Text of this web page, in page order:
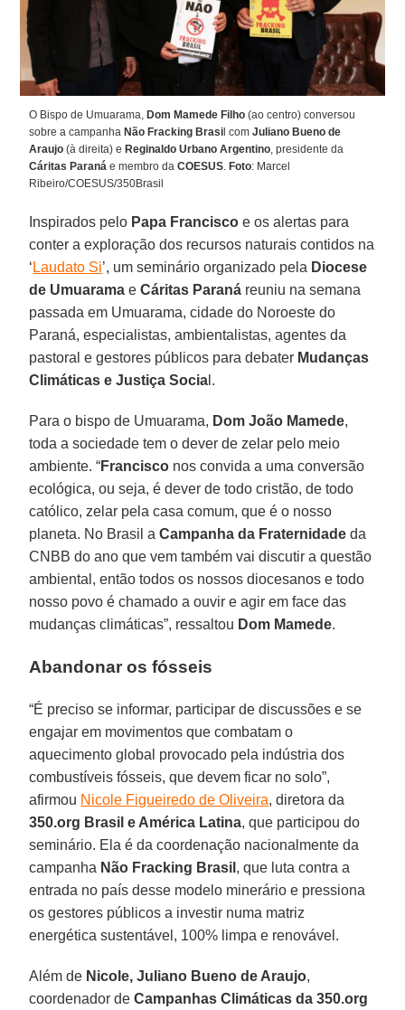
O Bispo de Umuarama, Dom Mamede Filho (ao centro) conversou
sobre a campanha Não Fracking Brasi l comJuliano Bueno de
Araujo (à direita) e Reginaldo Urbano Argentino, presidente da
Cáritas Paraná e membro daCOESUS. Foto: Marcel
Ribeiro/COESUS/350Brasil
Inspirados pelo Papa Francisco e os alertas para
conter a exploração dos recursos naturais contidos na
‘ Laudato Si’, um seminário organizado pela Diocese
de Umuarama eCáritas Paraná reuniu na semana
passada em Umuarama, cidade do Noroeste do
Paraná, especialistas, ambientalistas, agentes da
pastoral e gestores públicos para debater Mudanças
Climáticas e Justiça Socia l.
Para o bispo de Umuarama, Dom João Mamede,
toda a sociedade tem o dever de zelar pelo meio
ambiente. “Francisco nos convida a uma conversão
ecológica, ou seja, é dever de todo cristão, de todo
católico, zelar pela casa comum, que é o nosso
planeta. No Brasil aCampanha da Fraternidade da
CNBB do ano que vem também vai discutir a questão
ambiental, então todos os nossos diocesanos e todo
nosso povo é chamado a ouvir e agir em face das
mudanças climáticas”, ressaltou Dom Mamede.
Abandonar os fósseis
“É preciso se informar, participar de discussões e se
engajar em movimentos que combatam o
aquecimento global provocado pela indústria dos
combustíveis fósseis, que devem ficar no solo”,
afirmou Nicole Figueiredo de Oliveira, diretora da
350.org Brasil e América Latina, que participou do
seminário. Ela é da coordenação nacionalmente da
campanha Não Fracking Brasil , que luta contra a
entrada no país desse modelo minerário e pressiona
os gestores públicos a investir numa matriz
energética sustentável, 100% limpa e renovável.
Além de Nicole, Juliano Bueno de Araujo,
coordenador deCampanhas Climáticas da 350.org